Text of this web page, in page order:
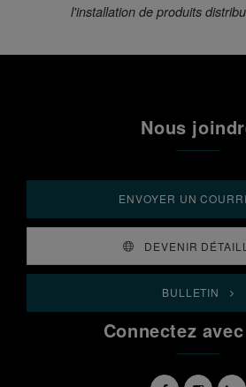
l'installation de produits
Nous
ENVOYER UN
DEVENIR
BULLETIN
Connectez